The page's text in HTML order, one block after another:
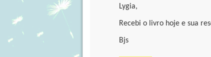
Lygia,
Recebi o livro hoje e sua
Bjs